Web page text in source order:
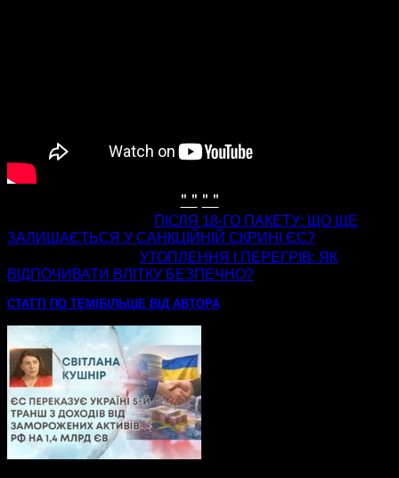
" " " "
ПІСЛЯ 18-ГО ПАКЕТУ: ЩО ЩЕ
ЗАЛИШАЄТЬСЯ У САНКЦІЙНІЙ СКРИНІ ЄС?
УТОПЛЕННЯ І ПЕРЕГРІВ: ЯК
ВІДПОЧИВАТИ ВЛІТКУ БЕЗПЕЧНО?
СТАТТІ ПО ТЕМІ БІЛЬШЕ ВІД АВТОРА